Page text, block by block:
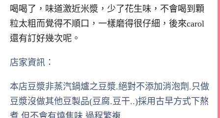
喝喝了，味道激近米漿，少了花生味，不會喝到顆
粒太粗而覺得不順口，一樣磨得很仔細，後來carol
還有訂好幾次呢。
店家資訊：
本店豆漿非蒸汽鍋爐之豆漿.絕對不添加消泡劑.只做
豆漿沒做其他豆製品(豆腐.豆干..)採用古早方式下熬
煮.但不會有燒焦味.過程繁複.